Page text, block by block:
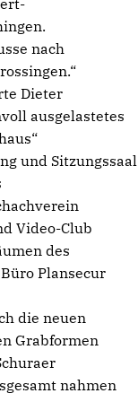
nach
Dieter
ausgelastetes
und Sitzungssaal
Video-Club
des
Plansecur
die neuen
Grabformen
nahmen